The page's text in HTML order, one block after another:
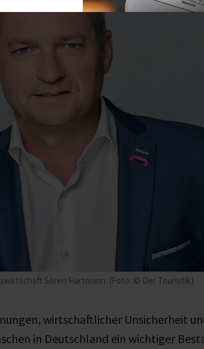
Sören Hartmann. (Foto: © Der Touristik)
wirtschaftlicher Unsicherheit
in Deutschland ein wichtiger